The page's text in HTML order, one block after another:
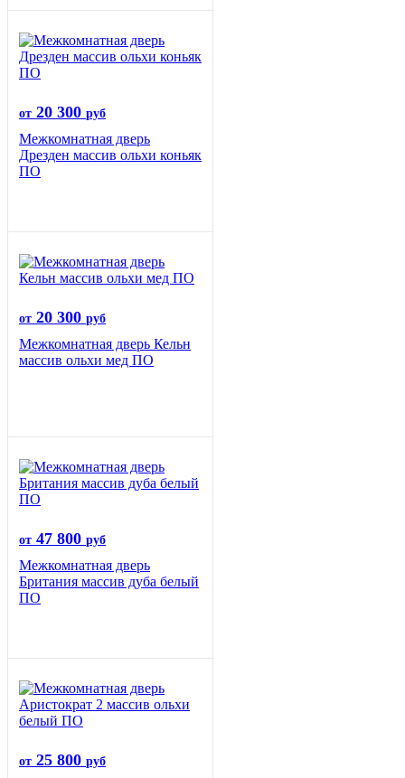
от 20 300 руб
Межкомнатная дверь
Дрезден массив ольхи коньяк
ПО
от 20 300 руб
Межкомнатная дверь Кельн
массив ольхи мед ПО
от 47 800 руб
Межкомнатная дверь
Британия массив дуба белый
ПО
от 25 800 руб